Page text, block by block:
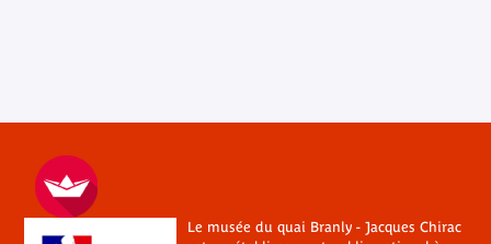
Le musée du quai Branly - Jacques Chirac